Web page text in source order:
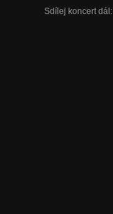
Sdílej koncert dál: